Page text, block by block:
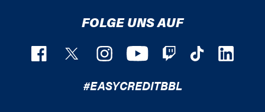
FOLGE UNS AUF
#EASYCREDITBBL